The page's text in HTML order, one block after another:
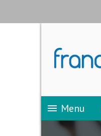
menu Menu